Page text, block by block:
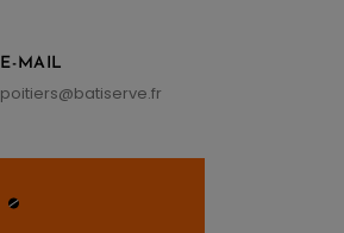
E-MAIL
poitiers@batiserve.fr